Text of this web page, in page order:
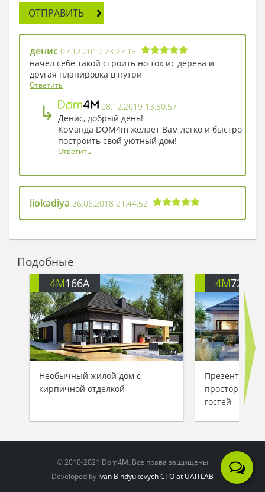
гостей в районе эркера. Красочная природная
обстановка наиболее способствует
пищеварению и помогает создать праздничное
настроение. Под кухню отдана отдельная
комната. Площадь позволяет поместить мебель
и бытовую технику, которая необходима для
приготовления пищи. Найдется пространство
для небольшого обеденного стола, семья в
уютной дружественной обстановке сможет
получать радость от завтраков и ужинов,
делиться планами и обсуждать случившиеся за
день события.
ОТПРАВИТЬ
денис 07.12.2019 23:27:15
начел себе такой строить но ток ис дерева и
другая планировка в нутри
Ответить
↳
08.12.2019 13:50:57
Денис, добрый день!
Команда DOM4m желает Вам легко и быстро
построить свой уютный дом!
Ответить
liokadiya 26.06.2018 21:44:52
Подобные
4M166A
Необычный жилой дом с
кирпичной отделкой
4M722
просторной
гостей
© 2010-2021 Dom4M. Все права защищены
Developed by Ivan Bindyukevych CTO at UAITLAB